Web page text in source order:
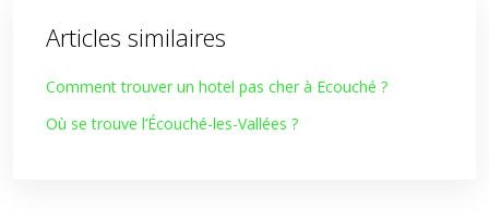
Articles similaires
Comment trouver un hotel pas cher à Ecouché ?
Où se trouve l’Écouché-les-Vallées ?